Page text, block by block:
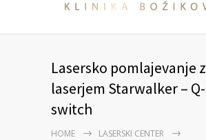
Lasersko pomlajevanje z
laserjem Starwalker – Q-
switch
HOME
LASERSKI CENTER